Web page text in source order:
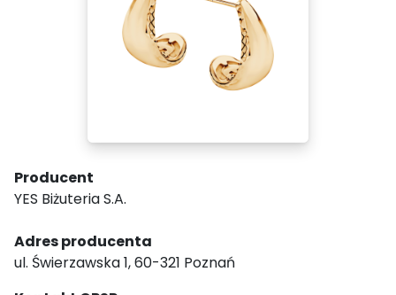
Producent
YES Biżuteria S.A.
Adres producenta
ul. Świerzawska 1, 60-321 Poznań